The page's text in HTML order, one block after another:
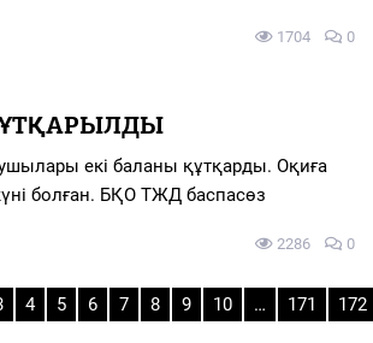
1704 0
екі баланы құтқарды. Оқиға
болған. БҚО ТЖД баспасөз
2286 0
4 5 6 7 8 9 10 … 171 172